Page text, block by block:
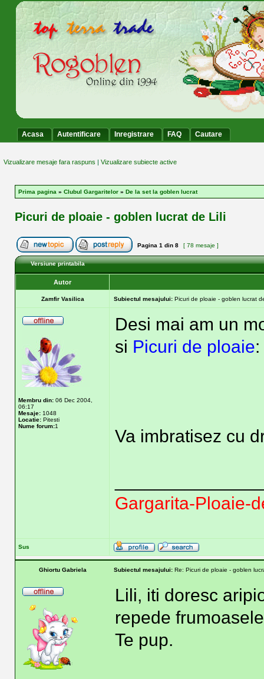
Acasa Autentificare Inregistrare FAQ Cautare
Vizualizare mesaje fara raspuns | Vizualizare subiecte active
Prima pagina » Clubul Gargaritelor » De la set la goblen lucrat
Picuri de ploaie - goblen lucrat de Lili
Pagina 1 din 8 [ 78 mesaje ]
Versiune printabila
Autor
Zamfir Vasilica Subiectul mesajului: Picuri de ploaie - goblen lucrat
Membru din: 06 Dec 2004,
06:17
Mesaje: 1048
Locatie: Pitesti
Nume forum:1
Desi mai am un
si Picuri de ploaie:
Va imbratisez cu
Gargarita-Ploaie-
Sus
Ghiortu Gabriela Subiectul mesajului: Re: Picuri de ploaie - goblen
Lili, iti doresc
repede
Te pup.